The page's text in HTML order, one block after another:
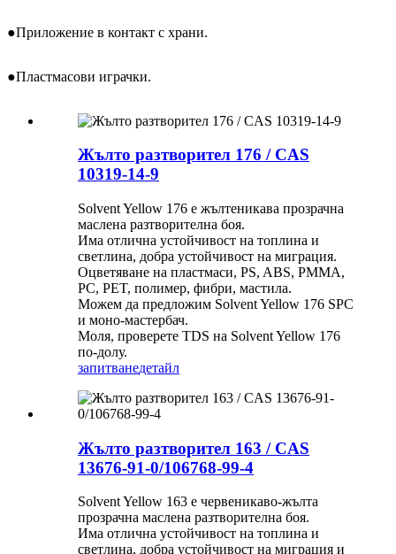
●Приложение в контакт с храни.
●Пластмасови играчки.
Жълто разтворител 176 / CAS
10319-14-9
Solvent Yellow 176 е жълтеникава прозрачна
маслена разтворителна боя.
Има отлична устойчивост на топлина и
светлина, добра устойчивост на миграция.
Оцветяване на пластмаси, PS, ABS, PMMA,
PC, PET, полимер, фибри, мастила.
Можем да предложим Solvent Yellow 176 SPC
и моно-мастербач.
Моля, проверете TDS на Solvent Yellow 176
по-долу.
запитванедетайл
Жълто разтворител 163 / CAS
13676-91-0/106768-99-4
Solvent Yellow 163 е червеникаво-жълта
прозрачна маслена разтворителна боя.
Има отлична устойчивост на топлина и
светлина, добра устойчивост на миграция и